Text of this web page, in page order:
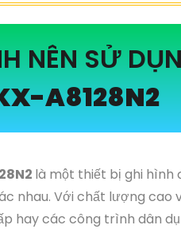
NÊN SỬ
A8128N2
là một thiết bị ghi hình
nhau. Với chất lượng
hay các công trình dân